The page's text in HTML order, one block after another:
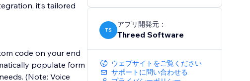
it’s tailored
code on your end
populate form
(Note: Voice
TS
アプリ開発元：
Threed Software
ウェブサイトをご覧ください
サポートに問い合わせる